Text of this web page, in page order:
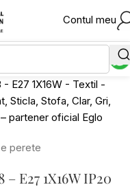
Contul meu
perete
E27 1X16W IP20